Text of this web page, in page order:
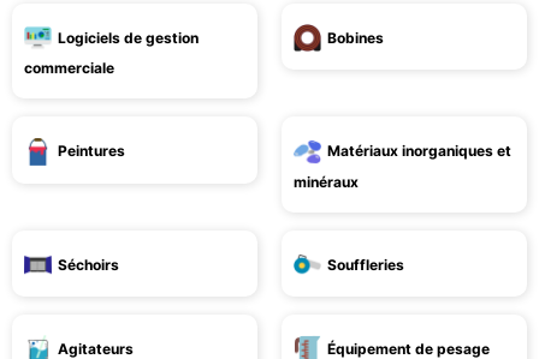
Logiciels de gestion
commerciale
Bobines
Peintures
Matériaux inorganiques et
minéraux
Séchoirs Souffleries
Agitateurs Équipement de pesage